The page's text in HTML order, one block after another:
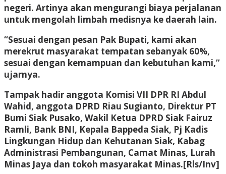
negeri. Artinya akan mengurangi biaya perjalanan
untuk mengolah limbah medisnya ke daerah lain.
“Sesuai dengan pesan Pak Bupati, kami akan
merekrut masyarakat tempatan sebanyak 60%,
sesuai dengan kemampuan dan kebutuhan kami,”
ujarnya.
Tampak hadir anggota Komisi VII DPR RI Abdul
Wahid, anggota DPRD Riau Sugianto, Direktur PT
Bumi Siak Pusako, Wakil Ketua DPRD Siak Fairuz
Ramli, Bank BNI, Kepala Bappeda Siak, Pj Kadis
Lingkungan Hidup dan Kehutanan Siak, Kabag
Administrasi Pembangunan, Camat Minas, Lurah
Minas Jaya dan tokoh masyarakat Minas.[Rls/Inv]